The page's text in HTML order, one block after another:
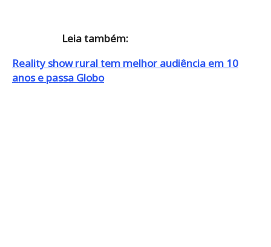
Leia também:
Reality show rural tem melhor audiência em 10
anos e passa Globo